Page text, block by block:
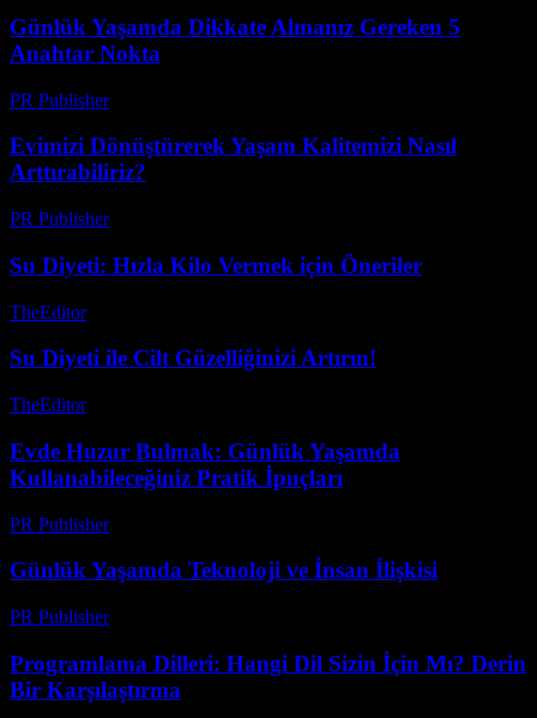
Günlük Yaşamda Dikkate Almanız Gereken 5
Anahtar Nokta
PR Publisher-
Evimizi Dönüştürerek Yaşam Kalitemizi Nasıl
Arttırabiliriz?
PR Publisher-
Su Diyeti: Hızla Kilo Vermek için Öneriler
TheEditor-
Su Diyeti ile Cilt Güzelliğinizi Artırın!
TheEditor-
Evde Huzur Bulmak: Günlük Yaşamda
Kullanabileceğiniz Pratik İpuçları
PR Publisher-
Günlük Yaşamda Teknoloji ve İnsan İlişkisi
PR Publisher-
Programlama Dilleri: Hangi Dil Sizin İçin Mı? Derin
Bir Karşılaştırma